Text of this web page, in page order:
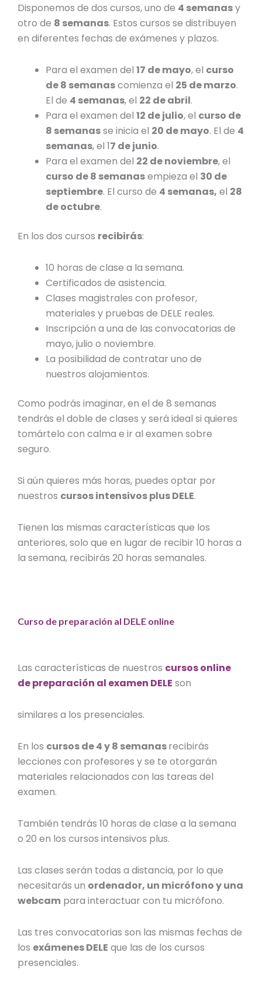
Disponemos de dos cursos, uno de 4 semanasy
otro de 8 semanas. Estos cursos se distribuyen
en diferentes fechas de exámenes y plazos.
Para el examen del17 de mayo, el curso
de 8 semanascomienza el 25 de marzo.
El de 4 semanas, el 22 de abril.
Para el examen del12 de julio, el curso de
8 semanasse inicia el 20 de mayo. El de 4
semanas, el 17 de junio.
Para el examen del 22 de noviembre,el
curso de 8 semanasempieza el 30 de
septiembre. El curso de 4 semanas, el 28
de octubre.
En los dos cursos recibirás:
10 horas de clase a la semana.
Certificados de asistencia.
Clases magistrales con profesor,
materiales y pruebas de DELE reales.
Inscripción a una de las convocatorias de
mayo, julio o noviembre.
La posibilidad de contratar uno de
nuestros alojamientos.
Como podrás imaginar, en el de 8 semanas
tendrás el doble de clases y será ideal si quieres
tomártelo con calma e ir al examen sobre
seguro.
Si aún quieres más horas, puedes optar por
nuestros cursos intensivos plus DELE.
Tienen las mismas características que los
anteriores, solo que en lugar de recibir 10 horas a
la semana, recibirás 20 horas semanales.
Curso de preparación al DELE online
Las características de nuestros cursos online
de preparación al examen DELE son
similares a los presenciales.
En los cursos de 4 y 8 semanasrecibirás
lecciones con profesores y se te otorgarán
materiales relacionados con las tareas del
examen.
También tendrás 10 horas de clase a la semana
o 20 en los cursos intensivos plus.
Las clases serán todas a distancia, por lo que
necesitarás un ordenador, un micrófono y una
webcam para interactuar con tu micrófono.
Las tres convocatorias son las mismas fechas de
los exámenesDELE que las de los cursos
presenciales.